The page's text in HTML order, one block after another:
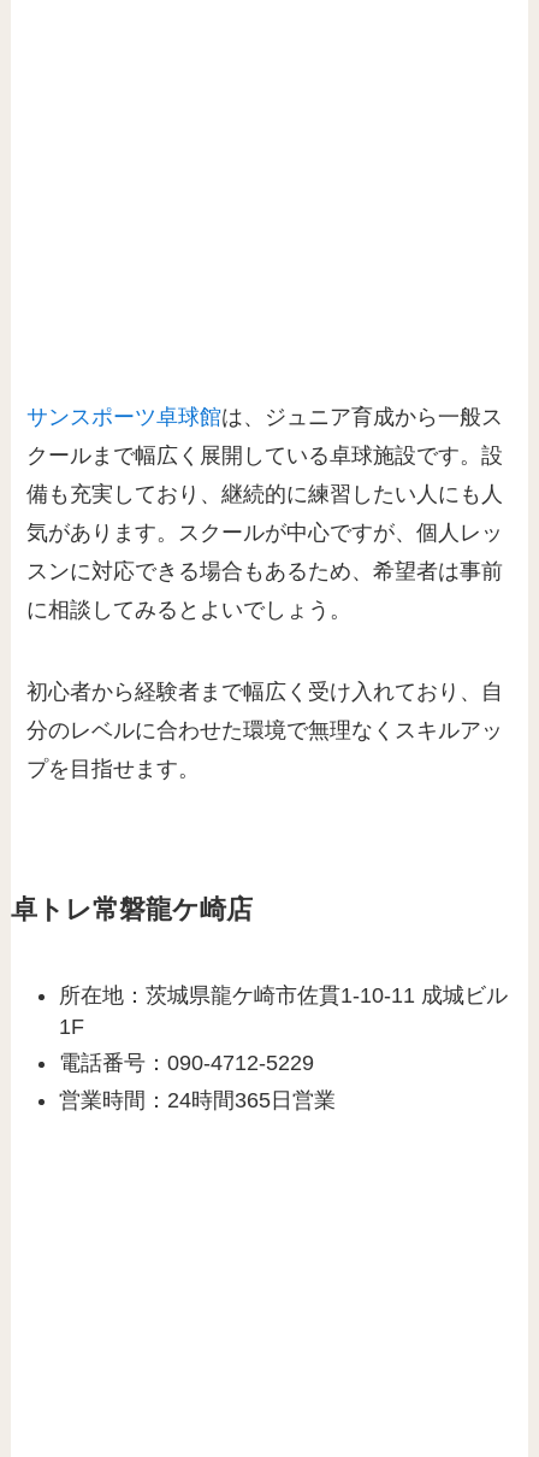
サンスポーツ卓球館は、ジュニア育成から一般ス
クールまで幅広く展開している卓球施設です。設
備も充実しており、継続的に練習したい人にも人
気があります。スクールが中心ですが、個人レッ
スンに対応できる場合もあるため、希望者は事前
に相談してみるとよいでしょう。
初心者から経験者まで幅広く受け入れており、自
分のレベルに合わせた環境で無理なくスキルアッ
プを目指せます。
卓トレ常磐龍ケ崎店
所在地：茨城県龍ケ崎市佐貫1-10-11 成城ビル
1F
電話番号：090-4712-5229
営業時間：24時間365日営業